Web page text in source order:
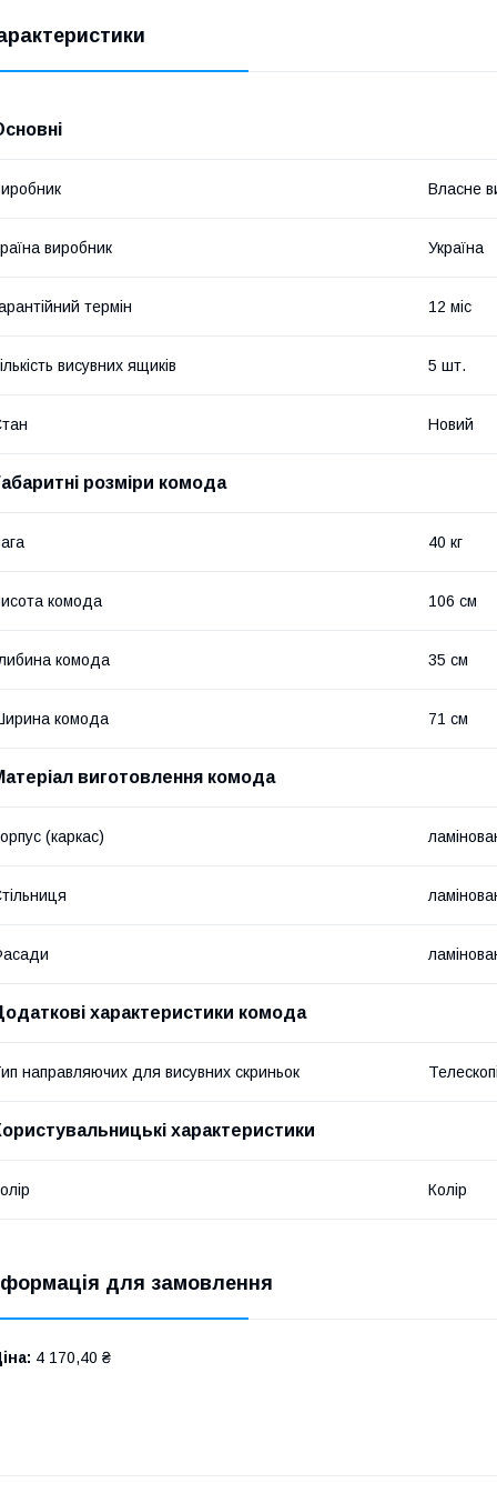
Власне
виробник Україна
термін 12 міс
висувних ящиків 5 шт.
Новий
розміри комода
40 кг
комода 106 см
комода 35 см
комода 71 см
виготовлення комода
(каркас)
характеристики комода
направляючих для висувних скриньок
характеристики
Колір
для замовлення
4 170,40 ₴